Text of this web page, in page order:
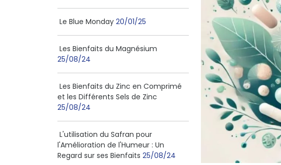
Le Blue Monday 20/01/25
Les Bienfaits du Magnésium
25/08/24
Les Bienfaits du Zinc en Comprimé
et les Différents Sels de Zinc
25/08/24
L'utilisation du Safran pour
l'Amélioration de l'Humeur : Un
Regard sur ses Bienfaits 25/08/24